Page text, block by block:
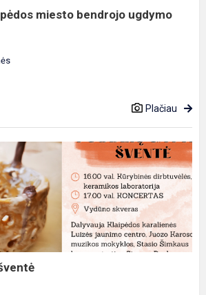
miesto bendrojo ugdymo
Plačiau